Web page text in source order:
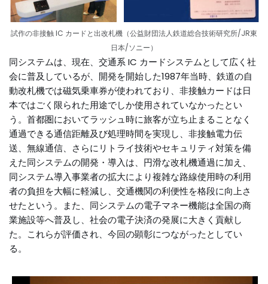
試作の非接触 IC カードと出改札機（公益財団法人鉄道総合技術研究所/JR東
日本/ソニー）
同システムは、現在、交通系 IC カードシステムとして広く社
会に普及しているが、開発を開始した1987年当時、鉄道の自
動改札機では磁気乗車券が使われており、非接触カードは日
本ではごく限られた用途でしか使用されていなかったとい
う。首都圏においてラッシュ時に旅客が立ち止まることなく
通過できる通信距離及び処理時間を実現し、非接触電力伝
送、無線通信、さらにリトライ技術やセキュリティ対策を備
えた同システムの開発・導入は、円滑な改札機通過に加え、
同システム導入事業者の拡大により複雑な路線使用時の利用
者の負担を大幅に軽減し、交通機関の利便性を格段に向上さ
せたという。また、同システムの電子マネー機能は全国の商
業施設等へ普及し、社会の電子決済の発展に大きく貢献し
た。これらが評価され、今回の顕彰につながったとしてい
る。